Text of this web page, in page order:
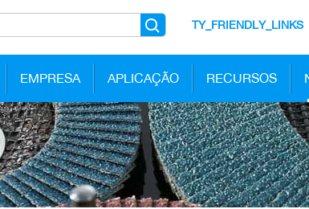
TY_FRIENDLY_LINKS
EMPRESA APLICAÇÃO RECURSOS